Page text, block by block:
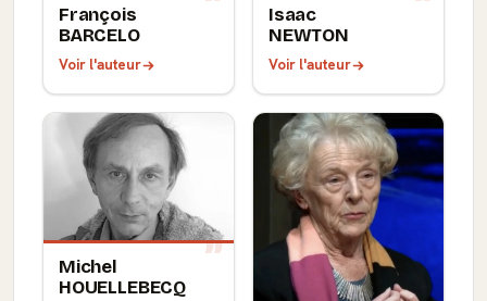
François
BARCELO
Voir l'auteur
Isaac
NEWTON
Voir l'auteur
Michel
HOUELLEBECQ